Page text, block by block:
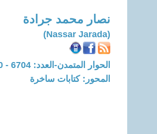
نصار محمد جرادة
(Nassar Jarada)
الحوار المتمدن-العدد: 6704 - 2020 / 10 / 15 - 19:44
المحور: كتابات ساخرة